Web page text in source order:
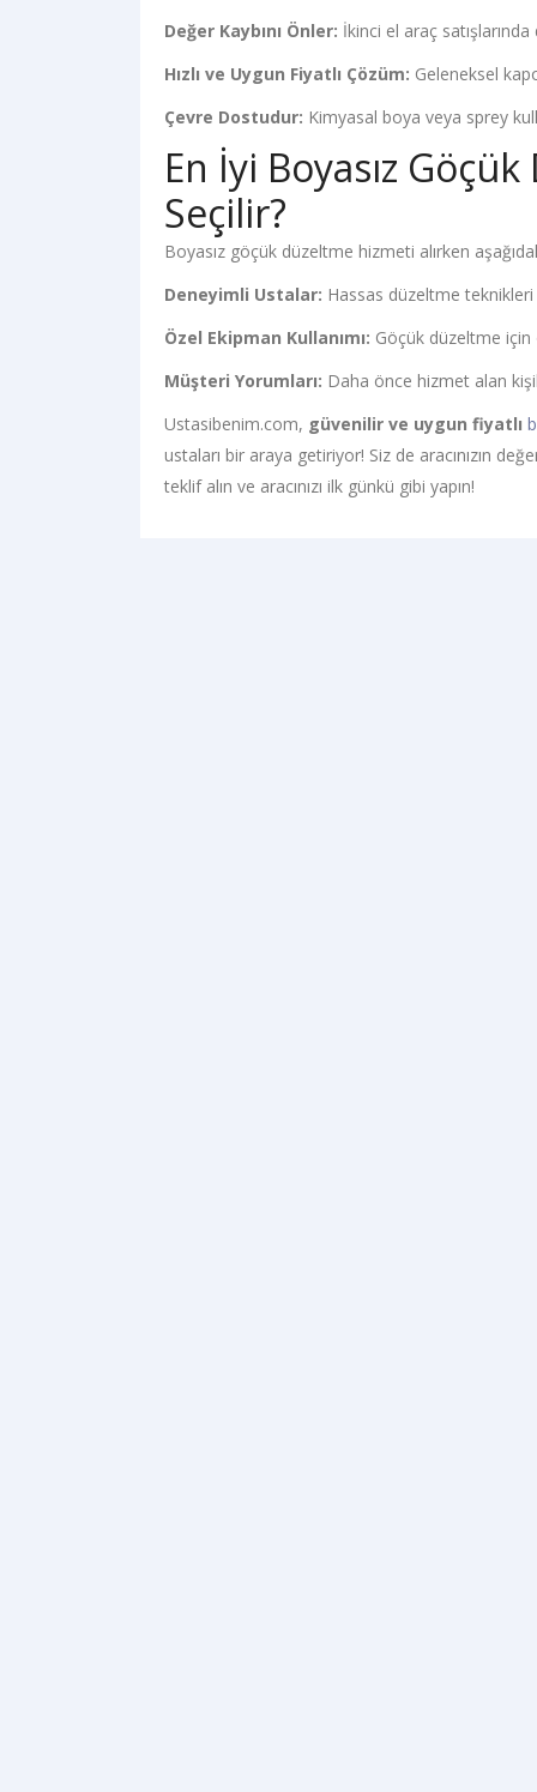
Değer Kaybını Önler: İkinci el araç
Hızlı ve Uygun Fiyatlı Çözüm: Geleneksel
Çevre Dostudur: Kimyasal boya veya sprey
En İyi Boyasız
Seçilir?
Boyasız göçük düzeltme hizmeti alırken
Deneyimli Ustalar: Hassas düzeltme
Özel Ekipman Kullanımı: Göçük düzeltme için
Müşteri Yorumları: Daha önce hizmet alan
Ustasibenim.com, güvenilir ve uygun fiyatlı
ustaları bir araya getiriyor! Siz de aracınızın
teklif alın ve aracınızı ilk günkü gibi yapın!